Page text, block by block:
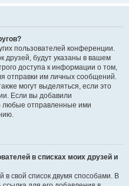
пользователей конференции.
друзей, будут указаны в вашем
доступа к информации о том,
отправки им личных сообщений.
могут выделяться, если это
Если вы добавили
любые отправленные ими
в списках моих друзей и
в свой список двумя способами. В